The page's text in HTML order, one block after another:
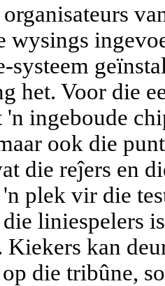
wysings
het. Voor die
'n ingeboude
ook die
die reĵers en
plek vir die
liniespelers
kan
die tribûne,